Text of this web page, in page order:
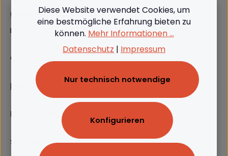
(+49) 09562 3811380
Mo-Do: 08:00 - 16:00, Fr: 8:00 - 13:00
Oder über unser
Produkte
Rechtliches
Service
Diese Website verwendet Cookies, um
eine bestmögliche Erfahrung bieten zu
können. Mehr Informationen ...
Datenschutz | Impressum
Nur technisch notwendige
Konfigurieren